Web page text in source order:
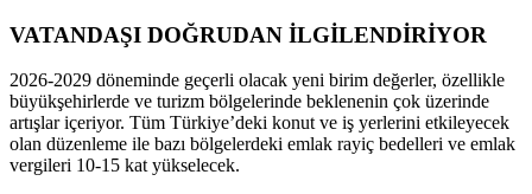
VATANDAŞI DOĞRUDAN İLGİLENDİRİYOR
2026-2029 döneminde geçerli olacak yeni birim değerler, özellikle
büyükşehirlerde ve turizm bölgelerinde beklenenin çok üzerinde
artışlar içeriyor. Tüm Türkiye’deki konut ve iş yerlerini etkileyecek
olan düzenleme ile bazı bölgelerdeki emlak rayiç bedelleri ve emlak
vergileri 10-15 kat yükselecek.